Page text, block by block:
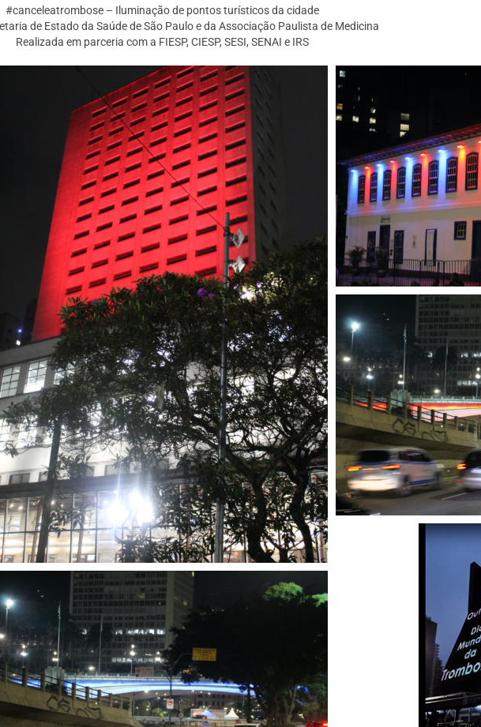
#canceleatrombose – Iluminação de pontos turísticos da cidade
de Estado da Saúde de São Paulo e da Associação Paulista de Medicina
Realizada em parceria com a FIESP, CIESP, SESI, SENAI e IRS